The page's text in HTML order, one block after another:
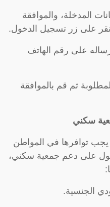
المدخلة، والموافقة
على زر تسجيل الدخول.
على رقم الهاتف
ثم قم بالموافقة
سكني
توافرها في المواطن
على دعم جمعية سكني،
الجنسية.